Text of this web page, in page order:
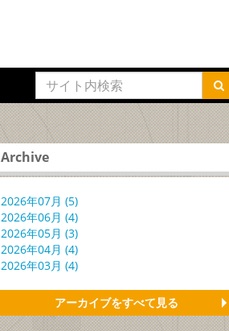
Archive
2026年07月 (5)
2026年06月 (4)
2026年05月 (3)
2026年04月 (4)
2026年03月 (4)
アーカイブをすべて見る